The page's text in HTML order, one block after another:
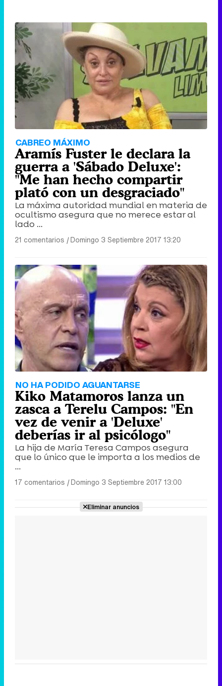
CABREO MÁXIMO
Aramís Fuster le declara la
guerra a 'Sábado Deluxe':
"Me han hecho compartir
plató con un desgraciado"
La máxima autoridad mundial en materia de
ocultismo asegura que no merece estar al
lado ...
21 comentarios |Domingo 3 Septiembre 2017 13:20
NO HA PODIDO AGUANTARSE
Kiko Matamoros lanza un
zasca a Terelu Campos: "En
vez de venir a 'Deluxe'
deberías ir al psicólogo"
La hija de María Teresa Campos asegura
que lo único que le importa a los medios de
...
17 comentarios |Domingo 3 Septiembre 2017 13:00
Eliminar anuncios